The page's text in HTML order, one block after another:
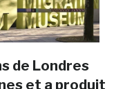
de Londres
et a produit